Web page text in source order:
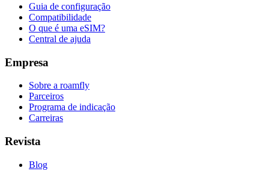
Guia de configuração
Compatibilidade
O que é uma eSIM?
Central de ajuda
Empresa
Sobre a roamfly
Parceiros
Programa de indicação
Carreiras
Revista
Blog